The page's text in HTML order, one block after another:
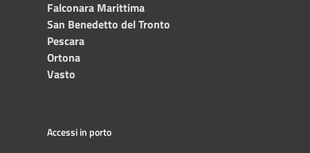
Falconara Marittima
San Benedetto del Tronto
Pescara
Ortona
Vasto
Accessi in porto